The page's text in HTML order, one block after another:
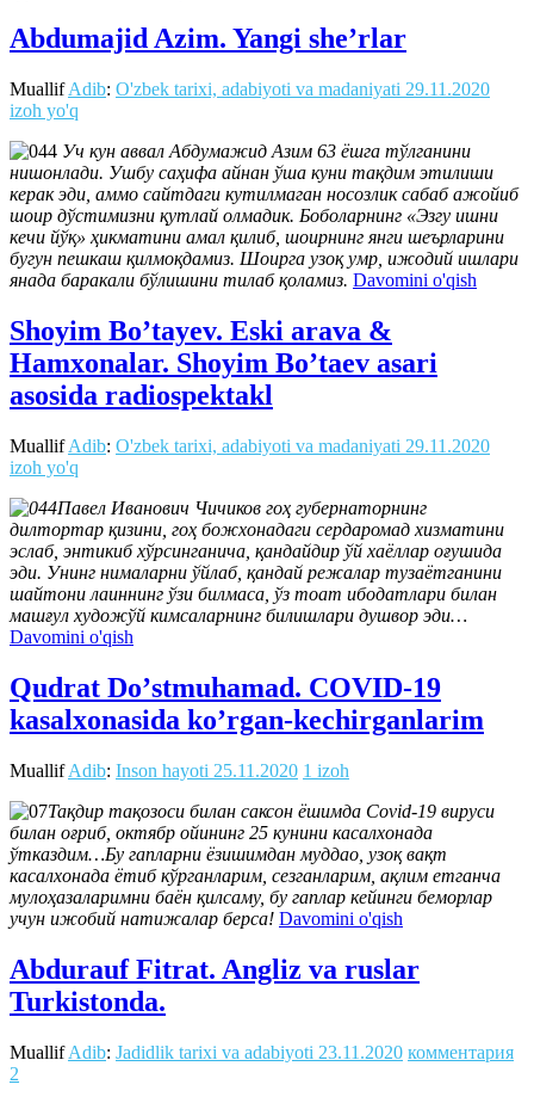
Abdumajid Azim. Yangi she’rlar
MuallifAdib: O'zbek tarixi, adabiyoti va madaniyati 29.11.2020
izoh yo'q
Уч кун аввал Абдумажид Азим 63 ёшга тўлганини
нишонлади. Ушбу саҳифа айнан ўша куни тақдим этилиши
керак эди, аммо сайтдаги кутилмаган носозлик сабаб ажойиб
шоир дўстимизни қутлай олмадик. Боболарнинг «Эзгу ишни
кечи йўқ» ҳикматини амал қилиб, шоирнинг янги шеърларини
бугун пешкаш қилмоқдамиз. Шоирга узоқ умр, ижодий ишлари
янада баракали бўлишини тилаб қоламиз. Davomini o'qish
Shoyim Bo’tayev. Eski arava &
Hamxonalar. Shoyim Boʼtaev asari
asosida radiospektakl
MuallifAdib: O'zbek tarixi, adabiyoti va madaniyati 29.11.2020
izoh yo'q
Павел Иванович Чичиков гоҳ губернаторнинг
дилтортар қизини, гоҳ божхонадаги сердаромад хизматини
эслаб, энтикиб хўрсинганича, қандайдир ўй хаёллар оғушида
эди. Унинг нималарни ўйлаб, қандай режалар тузаётганини
шайтони лаиннинг ўзи билмаса, ўз тоат ибодатлари билан
машғул художўй кимсаларнинг билишлари душвор эди…
Davomini o'qish
Qudrat Doʼstmuhamad. COVID-19
kasalxonasida koʼrgan-kechirganlarim
MuallifAdib: Inson hayoti 25.11.2020 1 izoh
Тақдир тақозоси билан саксон ёшимда Covid-19 вируси
билан оғриб, октябр ойининг 25 кунини касалхонада
ўтказдим…Бу гапларни ёзишимдан муддао, узоқ вақт
касалхонада ётиб кўрганларим, сезганларим, ақлим етганча
мулоҳазаларимни баён қилсаму, бу гаплар кейинги беморлар
учун ижобий натижалар берса! Davomini o'qish
Abdurauf Fitrat. Angliz va ruslar
Turkistonda.
MuallifAdib: Jadidlik tarixi va adabiyoti 23.11.2020 комментария
2